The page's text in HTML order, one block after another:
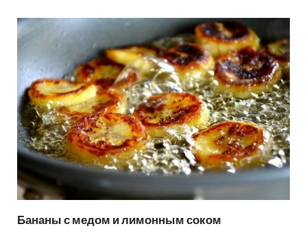
Бананы с медом и лимонным соком